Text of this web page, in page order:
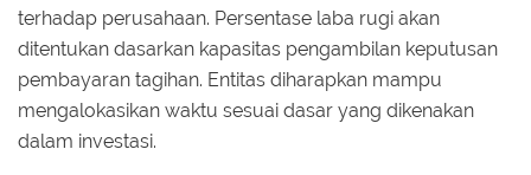
terhadap perusahaan. Persentase laba rugi akan
ditentukan dasarkan kapasitas pengambilan keputusan
pembayaran tagihan. Entitas diharapkan mampu
mengalokasikan waktu sesuai dasar yang dikenakan
dalam investasi.